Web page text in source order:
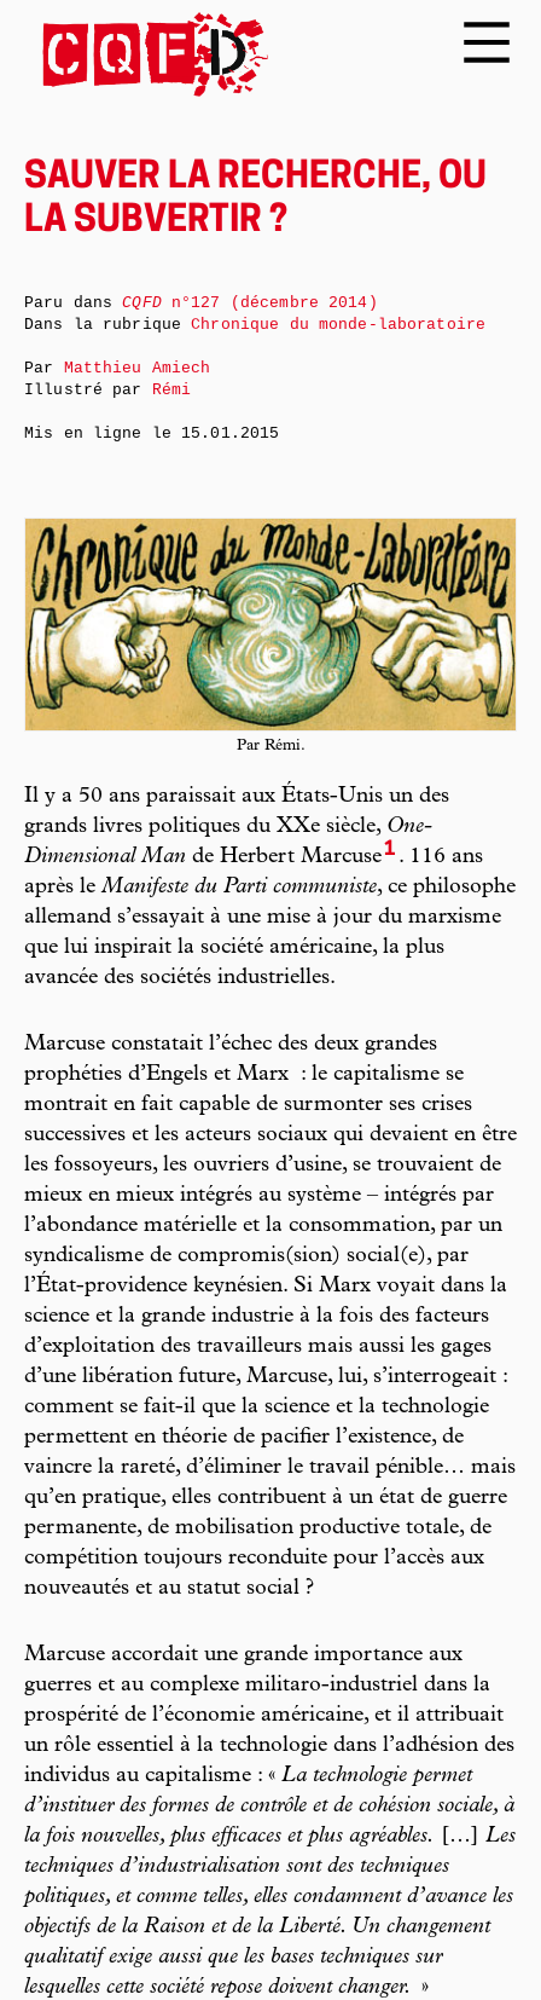
SAUVER LA RECHERCHE, OU
LA SUBVERTIR ?
Par Rémi.
Il y a 50 ans paraissait aux États-Unis un des
grands livres politiques du XXe siècle, One-
Dimensional Man de Herbert Marcuse1 . 116 ans
après leManifeste du Parti communiste, ce philosophe
allemand s’essayait à une mise à jour du marxisme
que lui inspirait la société américaine, la plus
avancée des sociétés industrielles.
Marcuse constatait l’échec des deux grandes
prophéties d’Engels et Marx : le capitalisme se
montrait en fait capable de surmonter ses crises
successives et les acteurs sociaux qui devaient en être
les fossoyeurs, les ouvriers d’usine, se trouvaient de
mieux en mieux intégrés au système – intégrés par
l’abondance matérielle et la consommation, par un
syndicalisme de compromis(sion) social(e), par
l’État-providence keynésien. Si Marx voyait dans la
science et la grande industrie à la fois des facteurs
d’exploitation des travailleurs mais aussi les gages
d’une libération future, Marcuse, lui, s’interrogeait :
comment se fait-il que la science et la technologie
permettent en théorie de pacifier l’existence, de
vaincre la rareté, d’éliminer le travail pénible… mais
qu’en pratique, elles contribuent à un état de guerre
permanente, de mobilisation productive totale, de
compétition toujours reconduite pour l’accès aux
nouveautés et au statut social ?
Marcuse accordait une grande importance aux
guerres et au complexe militaro-industriel dans la
prospérité de l’économie américaine, et il attribuait
un rôle essentiel à la technologie dans l’adhésion des
individus au capitalisme : « La technologie permet
d’instituer des formes de contrôle et de cohésion sociale, à
la fois nouvelles, plus efficaces et plus agréables.
[…] Les
techniques d’industrialisation sont des techniques
politiques, et comme telles, elles condamnent d’avance les
objectifs de la Raison et de la Liberté. Un changement
qualitatif exige aussi que les bases techniques sur
lesquelles cette société repose doivent changer.
»
Paru dansCQFDn°127 (décembre 2014)
Dans la rubriqueChronique du monde-laboratoire
Par Matthieu Amiech
Illustré par Rémi
Mis en ligne le 15.01.2015